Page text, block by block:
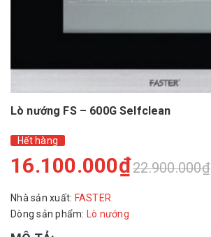
Lò nướng FS – 600G Selfclean
Hết hàng
16.100.000₫22.900.000₫
Nhà sản xuất: FASTER
Dòng sản phẩm: Lò nướng